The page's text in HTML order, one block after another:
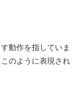
動作を指していま
のように表現され